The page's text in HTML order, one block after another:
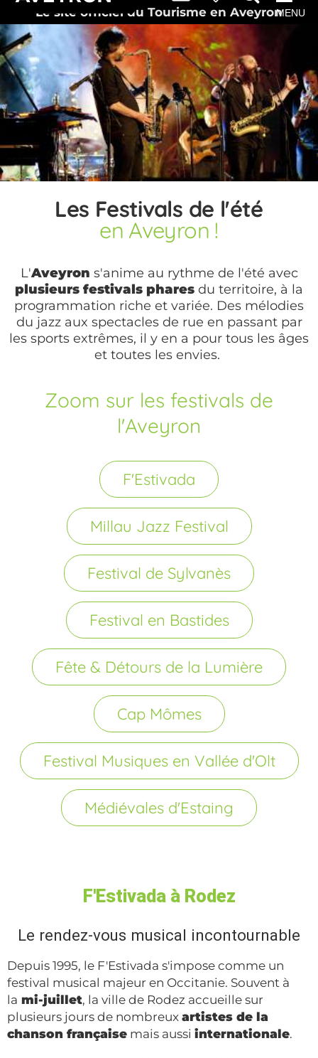
Le site officiel du Tourisme en AveyronMENU
Les Festivals de l'été
en Aveyron !
L'Aveyron s'anime au rythme de l'été avec
plusieurs festivals phares du territoire, à la
programmation riche et variée. Des mélodies
du jazz aux spectacles de rue en passant par
les sports extrêmes, il y en a pour tous les âges
et toutes les envies.
Zoom sur les festivals de
l'Aveyron
F'Estivada
Millau Jazz Festival
Festival de Sylvanès
Festival en Bastides
Fête & Détours de la Lumière
Cap Mômes
Festival Musiques en Vallée d'Olt
Médiévales d'Estaing
F'Estivada à Rodez
Le rendez-vous musical incontournable
Depuis 1995, le F'Estivada s'impose comme un
festival musical majeur en Occitanie. Souvent à
la mi-juillet, la ville de Rodez accueille sur
plusieurs jours de nombreux artistes de la
chanson française mais aussi internationale.